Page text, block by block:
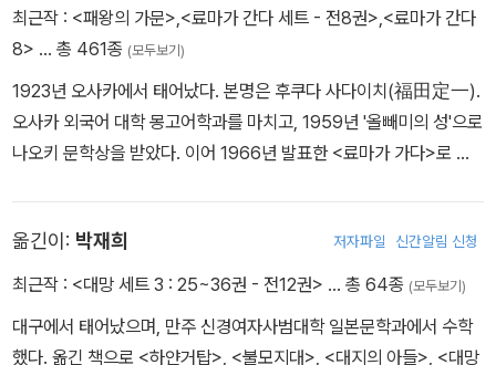
최근작 : <패왕의 가문> <료마가 간다 세트 - 전8권> <료마가 간다
8> … 총 461종 (모두보기)
1923년 오사카에서 태어났다. 본명은 후쿠다 사다이치(福田定一).
오사카 외국어 대학 몽고어학과를 마치고, 1959년 '올빼미의 성'으로
나오키 문학상을 받았다. 이어 1966년 발표한 <료마가 가다>로 기
받으면서 국민작가의 반열에 올랐다. 1987년 이후에는 일본 재계 최
고경영자 상담역을 맡기도 했다. 1996년 생을 마쳤고, 1998년 '시바
권), <꿈꾸는 열도>, <막말의 암살자들>, <명치라는 국가>, <몽골
옮긴이: 박재희 저자파일 신간알림 신청
최근작 : <대망 세트 3 : 25~36권 - 전12권> … 총 64종 (모두보기)
대구에서 태어났으며, 만주 신경여자사범대학 일본문학과에서 수학
했다. 옮긴 책으로 <하얀거탑>, <불모지대>, <대지의 아들>, <대망